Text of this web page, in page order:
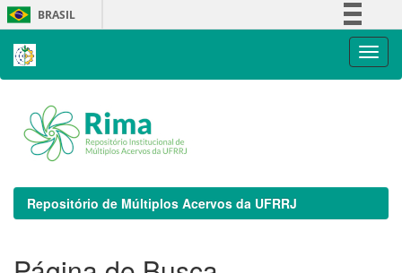
Skip
navigation
BRASIL
Repositório de Múltiplos Acervos da UFRRJ